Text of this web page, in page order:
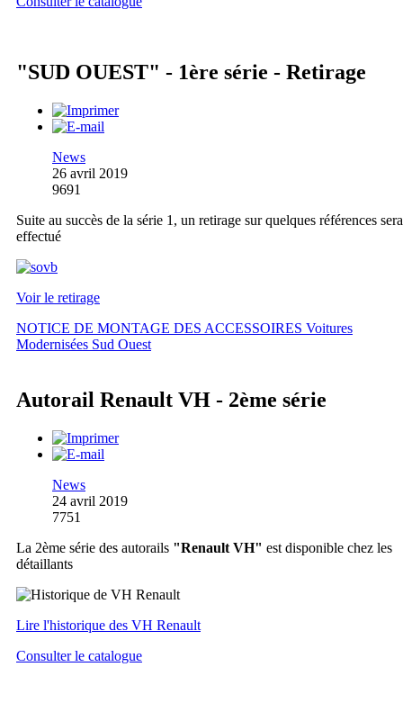
"SUD OUEST" - 1ère série - Retirage
News
26 avril 2019
9691
Suite au succès de la série 1, un retirage sur quelques références sera
effectué
Voir le retirage
NOTICE DE MONTAGE DES ACCESSOIRES Voitures
Modernisées Sud Ouest
Autorail Renault VH - 2ème série
News
24 avril 2019
7751
La 2ème série des autorails "Renault VH" est disponible chez les
détaillants
Lire l'historique des VH Renault
Consulter le catalogue